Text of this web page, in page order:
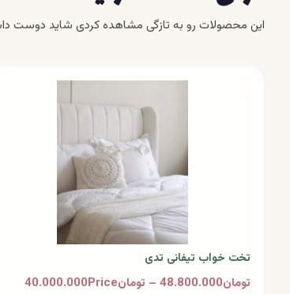
این محصولات رو به تازگی مشاهده کردی شاید دوست
تخت خواب تیفانی تدی
تومان48.800.000 – تومان40.000.000Price